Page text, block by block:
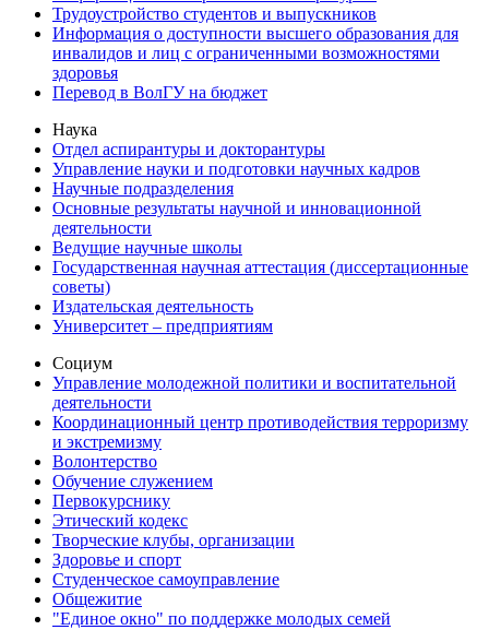
Трудоустройство студентов и выпускников
Информация о доступности высшего образования для
инвалидов и лиц с ограниченными возможностями
здоровья
Перевод в ВолГУ на бюджет
Наука
Отдел аспирантуры и докторантуры
Управление науки и подготовки научных кадров
Научные подразделения
Основные результаты научной и инновационной
деятельности
Ведущие научные школы
Государственная научная аттестация (диссертационные
советы)
Издательская деятельность
Университет – предприятиям
Социум
Управление молодежной политики и воспитательной
деятельности
Координационный центр противодействия терроризму
и экстремизму
Волонтерство
Обучение служением
Первокурснику
Этический кодекс
Творческие клубы, организации
Здоровье и спорт
Студенческое самоуправление
Общежитие
"Единое окно" по поддержке молодых семей